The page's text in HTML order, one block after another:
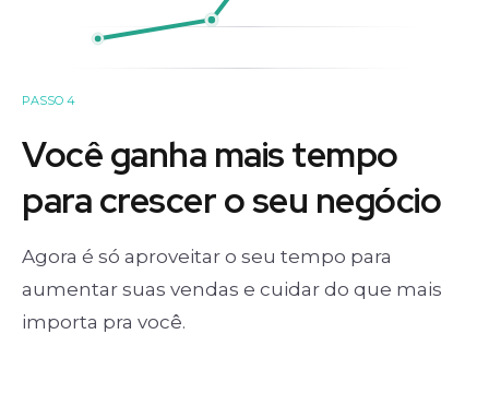
PASSO 4
Você ganha mais tempo
para crescer o seu negócio
Agora é só aproveitar o seu tempo para
aumentar suas vendas e cuidar do que mais
importa pra você.